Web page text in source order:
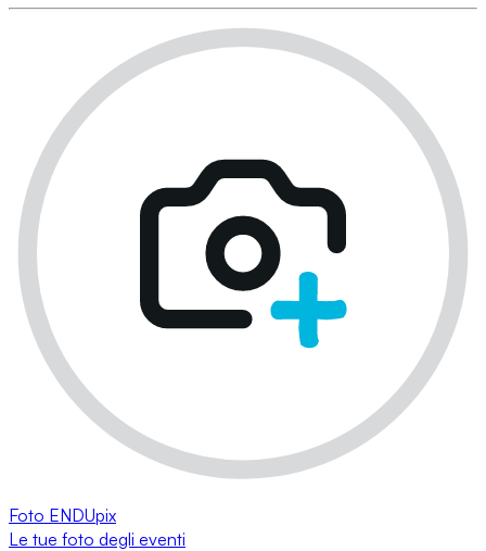
Foto ENDUpix
Le tue foto degli eventi